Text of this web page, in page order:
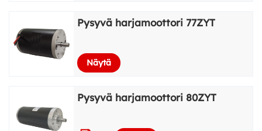
Pysyvä harjamoottori 77ZYT
Näytä
Pysyvä harjamoottori 80ZYT